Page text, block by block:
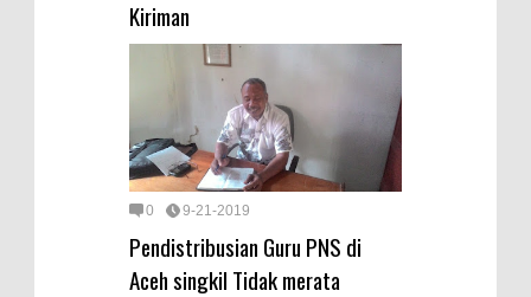
Kiriman
0 9-21-2019
Pendistribusian Guru PNS di
Aceh singkil Tidak merata